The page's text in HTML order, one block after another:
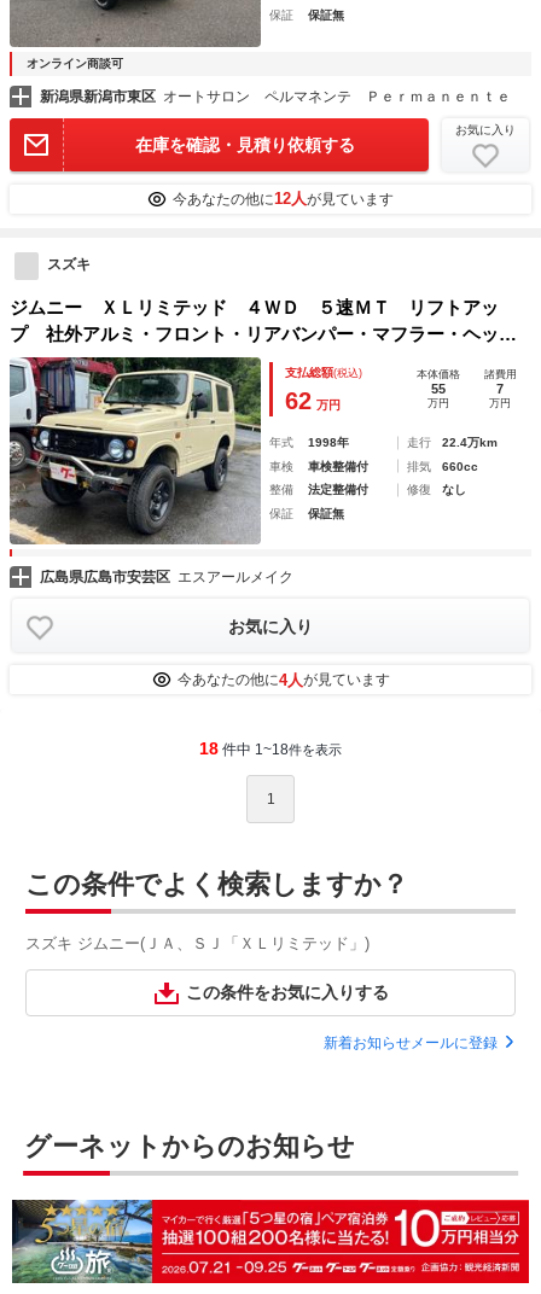
保証
保証無
オンライン商談可
新潟県新潟市東区 オートサロン ペルマネンテ Ｐｅｒｍａｎｅｎｔｅ
在庫を確認・見積り依頼する
お気に入り
今あなたの他に12人が見ています
スズキ
ジムニー ＸＬリミテッド ４ＷＤ ５速ＭＴ リフトアッ
プ 社外アルミ・フロント・リアバンパー・マフラー・ヘッド
ライト ＭＯＭＯステ タイミングベルト交換済み
支払総額(税込)
62 万円
本体価格
55
万円
諸費用
7
万円
年式 1998年 走行
22.4万km
車検
車検整備付 排気
660cc
整備
法定整備付 修復
なし
保証
保証無
広島県広島市安芸区 エスアールメイク
お気に入り
今あなたの他に4人が見ています
18 件中 1~18件を表示
1
この条件でよく検索しますか？
スズキ ジムニー(ＪＡ、ＳＪ「ＸＬリミテッド」)
この条件をお気に入りする
新着お知らせメールに登録
グーネットからのお知らせ